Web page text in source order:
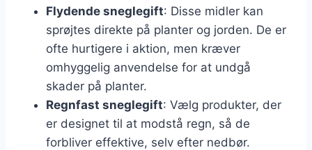
Flydende sneglegift: Disse midler kan
sprøjtes direkte på planter og jorden. De er
ofte hurtigere i aktion, men kræver
omhyggelig anvendelse for at undgå
skader på planter.
Regnfast sneglegift: Vælg produkter, der
er designet til at modstå regn, så de
forbliver effektive, selv efter nedbør.